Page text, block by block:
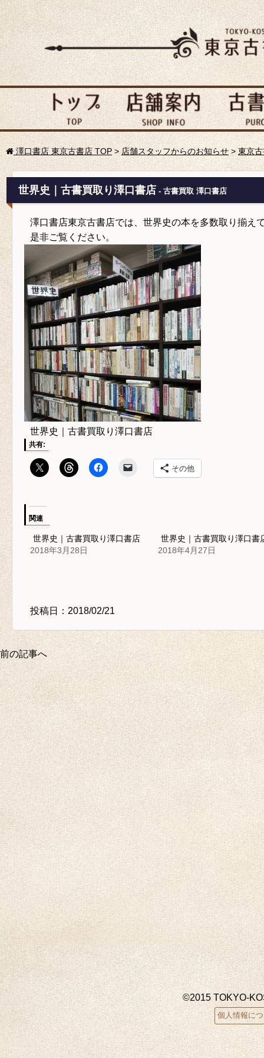
澤口書店 東京古書店 TOP > 店舗スタッフからのお知らせ> 東京
世界史｜古書買取り澤口書店 - 古書買取 澤口書店
澤口書店東京古書店では、世界史の本を多数取り揃え
是非ご覧ください。
世界史｜古書買取り澤口書店
共有:
その他
関連
世界史｜古書買取り澤口書店
2018年3月28日
世界史｜古書買取り澤口書
2018年4月27日
投稿日：2018/02/21
前の記事へ
©2015 TOKYO-
個人情報に